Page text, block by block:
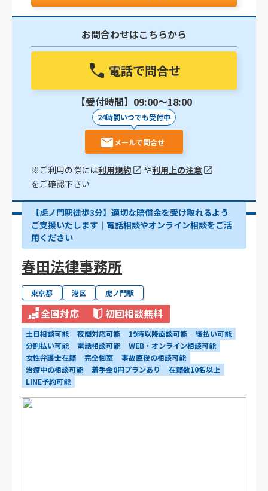
お問合わせはこちらから
電話で問合せ
【受付時間】09:00〜18:00
24時間いつでも受付中
メールで問合せ
※ご利用の際には利用規約 や利用上の注意
をご確認下さい
【虎ノ門駅徒歩3分】適切な賠償金を受け取れるよう
ご支援いたします│電話相談やオンライン相談をご活
用ください
春田法律事務所
東京都 港区 虎ノ門駅
全国対応 初回相談無料
土日相談可能 夜間対応可能 19時以降面談可能
後払い可能
分割払い可能
電話相談可能
WEB・オンライン相談可能
女性弁護士在籍
完全個室
事故直後の相談可能
治療中の相談可能
着手金0円プランあり
在籍数10名以上
LINE予約可能